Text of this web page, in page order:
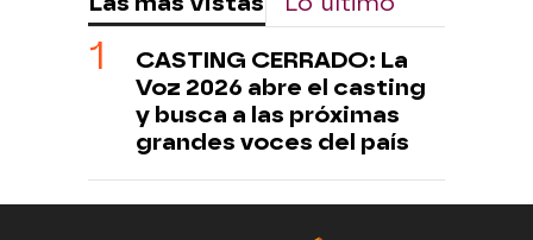
CASTING CERRADO: La
Voz 2026 abre el casting
y busca a las próximas
grandes voces del país